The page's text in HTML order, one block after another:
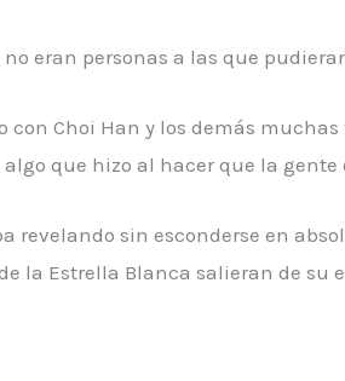
eran personas a las que
Choi Han y los demás
que hizo al hacer que la gente
revelando sin esconderse en
la Estrella Blanca salieran de su